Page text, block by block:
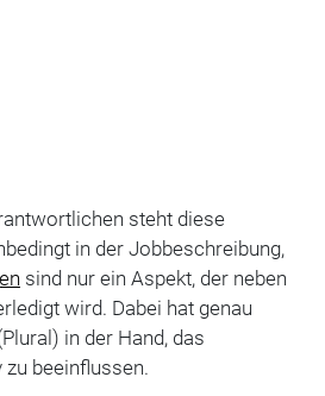
steht diese
in der Jobbeschreibung,
sind nur ein Aspekt, der neben
wird. Dabei hat genau
in der Hand, das
beeinflussen.